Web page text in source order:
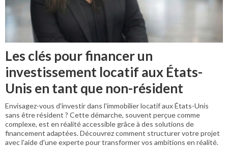
Les clés pour financer un
investissement locatif aux États-
Unis en tant que non-résident
Envisagez-vous d'investir dans l'immobilier locatif aux États-Unis
sans être résident ? Cette démarche, souvent perçue comme
complexe, est en réalité accessible grâce à des solutions de
financement adaptées. Découvrez comment structurer votre projet
avec l'aide d'une experte pour transformer vos ambitions en réalité.